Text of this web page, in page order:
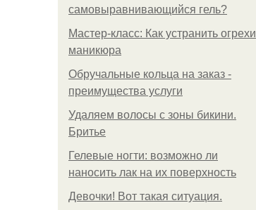
самовыравнивающийся гель?
Мастер-класс: Как устранить огрехи
маникюра
Обручальные кольца на заказ -
преимущества услуги
Удаляем волосы с зоны бикини.
Бритье
Гелевые ногти: возможно ли
наносить лак на их поверхность
Девочки! Вот такая ситуация.